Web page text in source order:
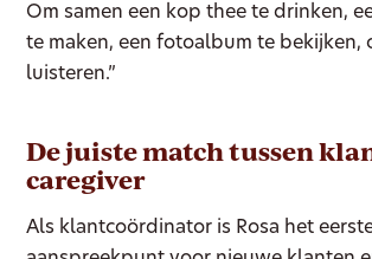
Om samen een kop thee te drinken,
te maken, een fotoalbum te bekijken,
luisteren.”
De juiste match tussen
caregiver
Als klantcoördinator is Rosa het